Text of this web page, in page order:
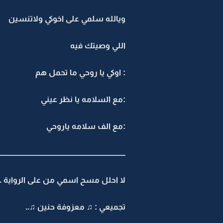
ويالله سلمي على اخوكي ولاتنسين
اللي وصيتك فيه
: اوكي يا روحي ما تحمل هم
:مع السلامه يا نظر عيني
:مع الف سلامه ياروحي
لا احلل مسح اسمي من على الرواية
تجميعي : ♫ معزوفة حنين ♫..